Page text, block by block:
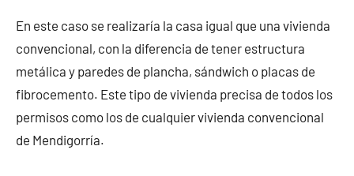
En este caso se realizaría la casa igual que una vivienda
convencional, con la diferencia de tener estructura
metálica y paredes de plancha, sándwich o placas de
fibrocemento. Este tipo de vivienda precisa de todos los
permisos como los de cualquier vivienda convencional
de Mendigorría.